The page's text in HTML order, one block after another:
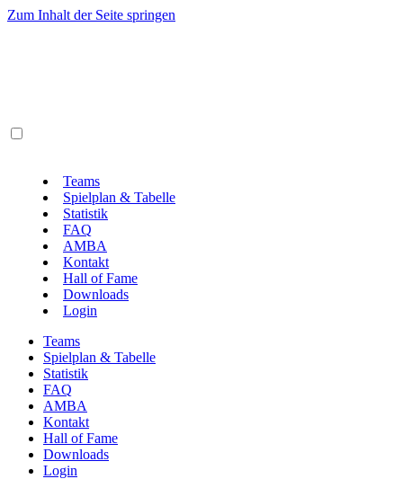
Zum Inhalt der Seite springen
Teams
Spielplan & Tabelle
Statistik
FAQ
AMBA
Kontakt
Hall of Fame
Downloads
Login
Teams
Spielplan & Tabelle
Statistik
FAQ
AMBA
Kontakt
Hall of Fame
Downloads
Login